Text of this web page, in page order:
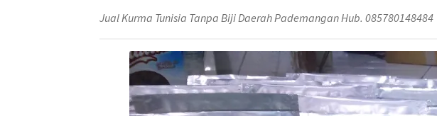
Jual Kurma Tunisia Tanpa Biji Daerah Pademangan Hub. 085780148484